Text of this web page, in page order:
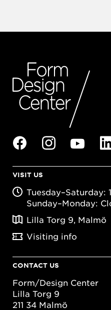
VISIT US
Tuesday–Saturday:
Sunday–Monday:
Lilla Torg 9, Malmö
Visiting info
CONTACT US
Form/Design Center
Lilla Torg 9
211 34 Malmö